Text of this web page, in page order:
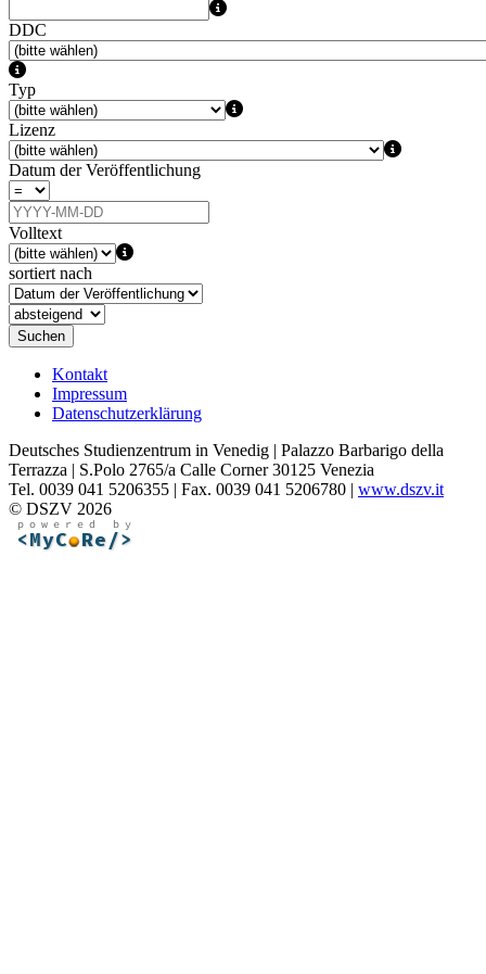
DDC
Typ
Lizenz
Datum der Veröffentlichung
Volltext
sortiert nach
Suchen
Kontakt
Impressum
Datenschutzerklärung
Deutsches Studienzentrum in Venedig | Palazzo Barbarigo della
Terrazza | S.Polo 2765/a Calle Corner 30125 Venezia
Tel. 0039 041 5206355 | Fax. 0039 041 5206780 | www.dszv.it
© DSZV 2026